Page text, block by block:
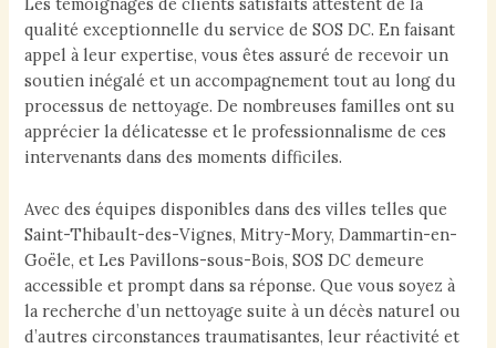
Les témoignages de clients satisfaits attestent de la
qualité exceptionnelle du service de SOS DC. En faisant
appel à leur expertise, vous êtes assuré de recevoir un
soutien inégalé et un accompagnement tout au long du
processus de nettoyage. De nombreuses familles ont su
apprécier la délicatesse et le professionnalisme de ces
intervenants dans des moments difficiles.
Avec des équipes disponibles dans des villes telles que
Saint-Thibault-des-Vignes, Mitry-Mory, Dammartin-en-
Goële, et Les Pavillons-sous-Bois, SOS DC demeure
accessible et prompt dans sa réponse. Que vous soyez à
la recherche d’un nettoyage suite à un décès naturel ou
d’autres circonstances traumatisantes, leur réactivité et